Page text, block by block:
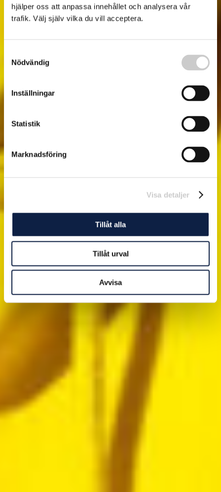
hjälper oss att anpassa innehållet och analysera vår
trafik. Välj själv vilka du vill acceptera.
Nödvändig
Inställningar
Statistik
Marknadsföring
Visa detaljer
Tillåt alla
Tillåt urval
Avvisa